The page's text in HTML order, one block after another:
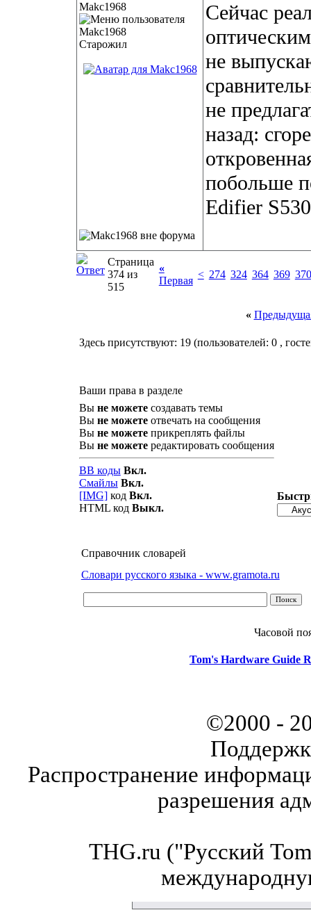
Makc1968
Старожил
Сейчас
не
не
назад:
побольше
Edifier
Страница
374 из
515
«
Первая
< 274 324 364 369 370
«
Здесь присутствуют: 19 (пользователей: 0 ,
Ваши права в разделе
Вы не можетесоздавать темы
Вы не можетеотвечать на сообщения
Вы не можетеприкреплять файлы
Вы не можетередактировать сообщения
BB коды Вкл.
Смайлы Вкл.
[IMG]код Вкл.
HTML код Выкл.
Справочник словарей
Словари русского языка - www.gramota.ru
Часовой
Tom's Hardware Guide
©2000 -
Распространение
разрешения
THG.ru ("Русский